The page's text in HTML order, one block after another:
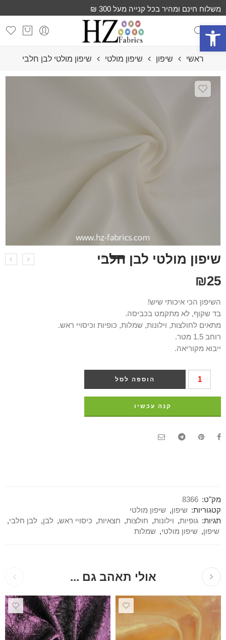
פתח סרגל נגישות
משלוח חינם ומהיר בכל קנייה מעל 300 ₪
ראשי שיפון שיפון מולטי שיפון מולטי לבן חלבי
שיפון מולטי לבן חלבי
₪25
השיפון הכי איכותי שיש!
בד שקוף, לא מתקמט בכביסה.
מתאים לחולצות, וילונות, שמלות, כופיות וכיסויי ראש.
רוחב 1.5 מטר.
ייבוא מקוריאה.
הוספה לסל
קנה עכשיו
מק"ט: 8366
קטגוריות: שיפון, שיפון מולטי
תגיות: גופיות, וילונות, חולצות, חצאיות, כיסויי ראש, לבן, לבן חלבי,
שיפון, שיפון מולטי, שמלות
אולי תאהב גם ...